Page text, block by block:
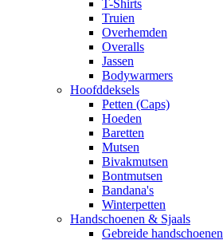
T-Shirts
Truien
Overhemden
Overalls
Jassen
Bodywarmers
Hoofddeksels
Petten (Caps)
Hoeden
Baretten
Mutsen
Bivakmutsen
Bontmutsen
Bandana's
Winterpetten
Handschoenen & Sjaals
Gebreide handschoenen